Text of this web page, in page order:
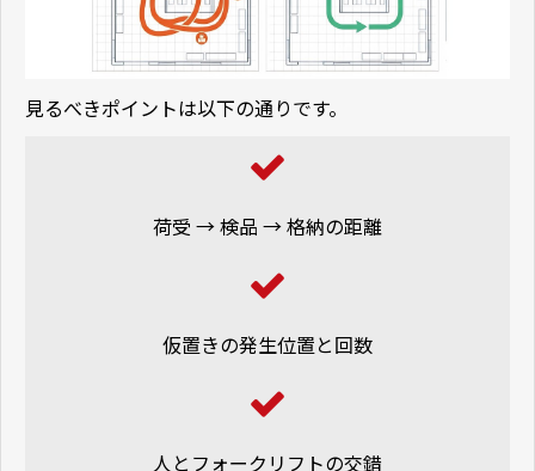
見るべきポイントは以下の通りです。
荷受 → 検品 → 格納の距離
仮置きの発生位置と回数
人とフォークリフトの交錯